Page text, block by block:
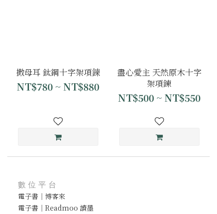
撒母耳 鈦鋼十字架項鍊
NT$780 ~ NT$880
盡心愛主 天然原木十字
架項鍊
NT$500 ~ NT$550
數位平台
電子書｜博客來
電子書｜Readmoo 讀墨